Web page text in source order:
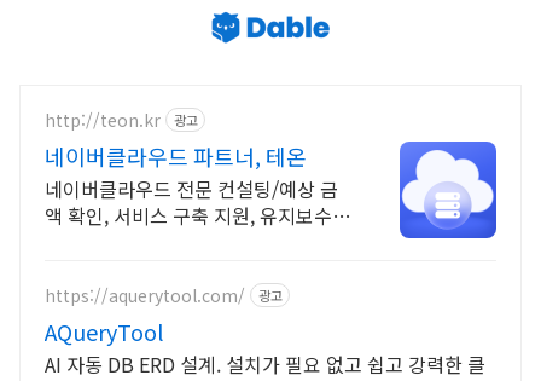
http://teon.kr 광고
네이버클라우드 파트너, 테온
네이버클라우드 전문 컨설팅/예상 금
액 확인, 서비스 구축 지원, 유지보수
https://aquerytool.com/ 광고
AQueryTool
AI 자동 DB ERD 설계. 설치가 필요 없고 쉽고 강력한 클